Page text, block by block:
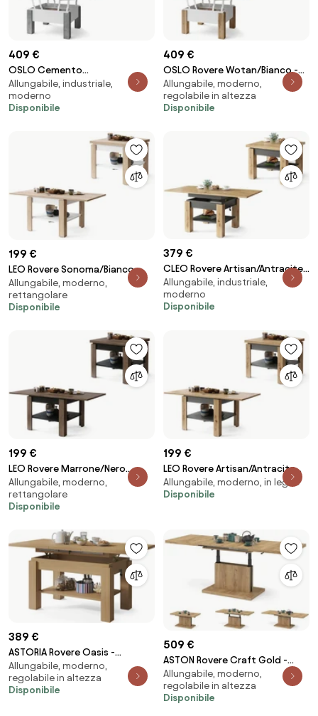
409 €
OSLO Cemento
Millennium/Bianco - TAVOLINO
TRASFORMABILE SALVASPAZIO
ALZABILE E ALLUNGABILE TAVOLO
Allungabile, industriale,
moderno
Disponibile
409 €
OSLO Rovere Wotan/Bianco -
TAVOLINO TRASFORMABILE
SALVASPAZIO ALZABILE E
ALLUNGABILE TAVOLO
Allungabile, moderno,
regolabile in altezza
Disponibile
199 €
LEO Rovere Sonoma/Bianco
Opaco - COMPATTO TAVOLINO
CON PIANO ALLUNGABILE
SALVASPAZIO TAVOLO
Allungabile, moderno,
rettangolare
Disponibile
379 €
CLEO Rovere Artisan/Antracite
(Grigio Scuro) - TAVOLINO
TRASFORMABILE SALVASPAZIO
CON PIANO ALLUNGABILE E
Allungabile, industriale,
moderno
Disponibile
199 €
LEO Rovere Marrone/Nero
Opaco - COMPATTO TAVOLINO
CON PIANO ALLUNGABILE
SALVASPAZIO TAVOLO
Allungabile, moderno,
rettangolare
Disponibile
199 €
LEO Rovere Artisan/Antracite
(Grigio Scuro) - COMPATTO
TAVOLINO CON PIANO
Allungabile, moderno, in legno
Disponibile
389 €
ASTORIA Rovere Oasis -
TAVOLINO TRASFORMABILE
SALVASPAZIO ALLUNGABILE
ALZABILE CON RIPIANO INFERIORE
Allungabile, moderno,
regolabile in altezza
Disponibile
509 €
ASTON Rovere Craft Gold -
MODERNO TAVOLINO
TRASFORMABILE SALVASPAZIO
ALLUNGABILE ALZABILE TAVOLO
Allungabile, moderno,
regolabile in altezza
Disponibile